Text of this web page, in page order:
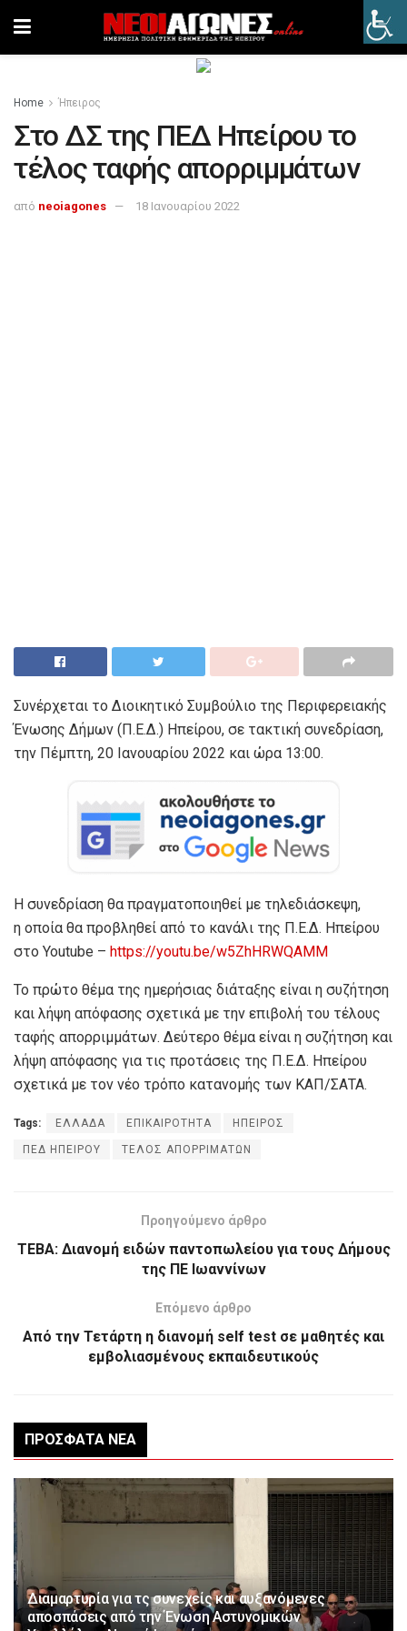
Home Ήπειρος
Στο ΔΣ της ΠΕΔ Ηπείρου το
τέλος ταφής απορριμμάτων
από neoiagones 18 Ιανουαρίου 2022
Συνέρχεται το Διοικητικό Συμβούλιο της Περιφερειακής
Ένωσης Δήμων (Π.Ε.Δ.) Ηπείρου, σε τακτική συνεδρίαση,
την Πέμπτη, 20 Ιανουαρίου 2022 και ώρα 13:00.
Η συνεδρίαση θα πραγματοποιηθεί με τηλεδιάσκεψη,
η οποία θα προβληθεί από το κανάλι της Π.Ε.Δ. Ηπείρου
στο Youtube – https://youtu.be/w5ZhHRWQAMM
Το πρώτο θέμα της ημερήσιας διάταξης είναι η συζήτηση
και λήψη απόφασης σχετικά με την επιβολή του τέλους
ταφής απορριμμάτων. Δεύτερο θέμα είναι η συζήτηση και
λήψη απόφασης για τις προτάσεις της Π.Ε.Δ. Ηπείρου
σχετικά με τον νέο τρόπο κατανομής των ΚΑΠ/ΣΑΤΑ.
Tags: ΕΛΛΑΔΑ ΕΠΙΚΑΙΡΟΤΗΤΑ ΗΠΕΙΡΟΣ
ΠΕΔ ΗΠΕΙΡΟΥ ΤΕΛΟΣ ΑΠΟΡΡΙΜΑΤΩΝ
Προηγούμενο άρθρο
ΤΕΒΑ: Διανομή ειδών παντοπωλείου για τους Δήμους
της ΠΕ Ιωαννίνων
Επόμενο άρθρο
Από την Τετάρτη η διανομή self test σε μαθητές και
εμβολιασμένους εκπαιδευτικούς
ΠΡΌΣΦΑΤΑ ΝΈΑ
Διαμαρτυρία για τς συνεχείς και αυξανόμενες
αποσπάσεις από την Ένωση Αστυνομικών